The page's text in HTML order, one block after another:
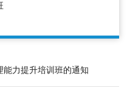
能力提升培训班的通知